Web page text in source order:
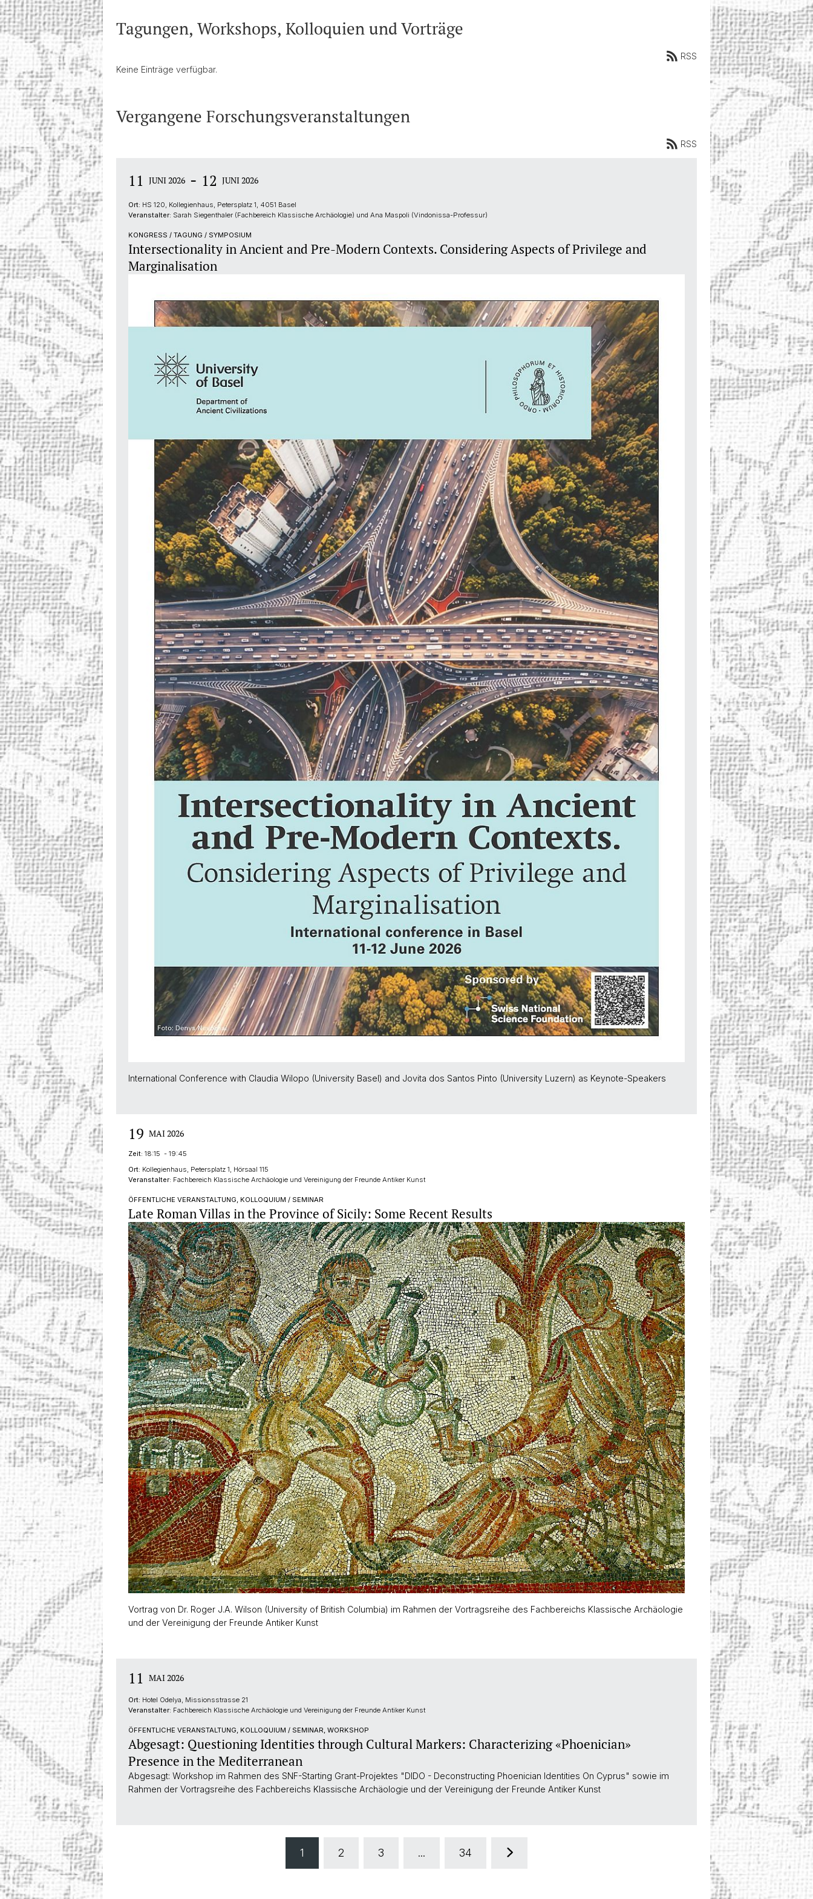
Tagungen, Workshops, Kolloquien und Vorträge
RSS
Keine Einträge verfügbar.
Vergangene Forschungsveranstaltungen
RSS
11 JUNI 2026 - 12 JUNI 2026
Ort: HS 120, Kollegienhaus, Petersplatz 1, 4051 Basel
Veranstalter: Sarah Siegenthaler (Fachbereich Klassische Archäologie) und Ana Maspoli (Vindonissa-Professur)
KONGRESS / TAGUNG / SYMPOSIUM
Intersectionality in Ancient and Pre-Modern Contexts. Considering Aspects of Privilege and
Marginalisation
International Conference with Claudia Wilopo (University Basel) and Jovita dos Santos Pinto (University Luzern) as Keynote-Speakers
19 MAI 2026
Zeit: 18:15 - 19:45
Ort: Kollegienhaus, Petersplatz 1, Hörsaal 115
Veranstalter: Fachbereich Klassische Archäologie und Vereinigung der Freunde Antiker Kunst
ÖFFENTLICHE VERANSTALTUNG, KOLLOQUIUM / SEMINAR
Late Roman Villas in the Province of Sicily: Some Recent Results
Vortrag von Dr. Roger J.A. Wilson (University of British Columbia) im Rahmen der Vortragsreihe des Fachbereichs Klassische Archäologie
und der Vereinigung der Freunde Antiker Kunst
11 MAI 2026
Ort: Hotel Odelya, Missionsstrasse 21
Veranstalter: Fachbereich Klassische Archäologie und Vereinigung der Freunde Antiker Kunst
ÖFFENTLICHE VERANSTALTUNG, KOLLOQUIUM / SEMINAR, WORKSHOP
Abgesagt: Questioning Identities through Cultural Markers: Characterizing «Phoenician»
Presence in the Mediterranean
Abgesagt: Workshop im Rahmen des SNF-Starting Grant-Projektes "DIDO - Deconstructing Phoenician Identities On Cyprus" sowie im
Rahmen der Vortragsreihe des Fachbereichs Klassische Archäologie und der Vereinigung der Freunde Antiker Kunst
1 2 3 ... 34